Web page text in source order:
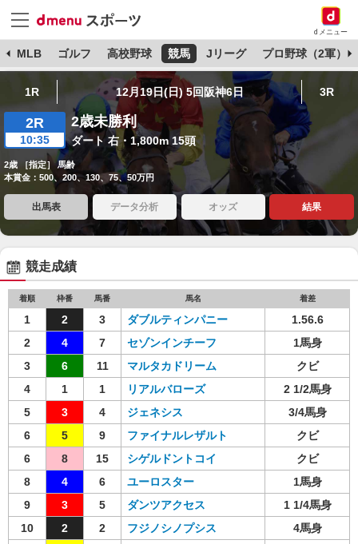
dメニュー
MLB ゴルフ 高校野球 競馬 Jリーグ プロ野球（2軍）
1R 12月19日(日) 5回阪神6日 3R
2R
10:35
2歳未勝利
ダート 右・1,800m 15頭
2歳 ［指定］ 馬齢
本賞金：500、200、130、75、50万円
出馬表 データ分析 オッズ 結果
競走成績
着順 枠番 馬番 馬名 着差
1 2 3 ダブルティンパニー
1.56.6
2
4 7 セゾンインチーフ
1馬身
3
6 11 マルタカドリーム
クビ
4
1 1 リアルバローズ
2 1/2馬身
5
3 4 ジェネシス
3/4馬身
6
5 9 ファイナルレザルト
クビ
6
8 15 シゲルドントコイ
クビ
8
4 6 ユーロスター
1馬身
9
3 5 ダンツアクセス
1 1/4馬身
10
2 2 フジノシノプシス
4馬身